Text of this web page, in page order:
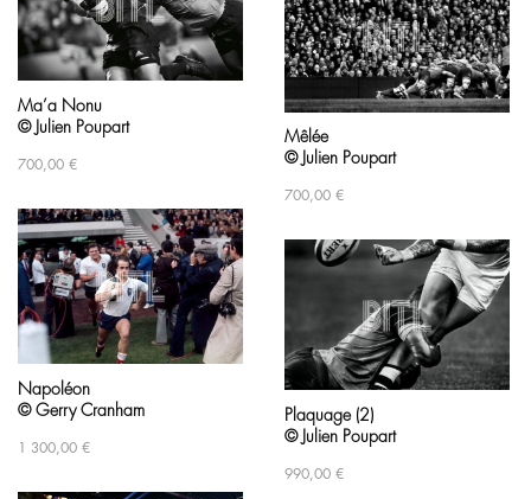
Ma’a Nonu
© Julien Poupart
700,00 €
Mêlée
© Julien Poupart
700,00 €
Napoléon
© Gerry Cranham
1 300,00 €
Plaquage (2)
© Julien Poupart
990,00 €